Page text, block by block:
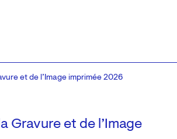
Gravure et de l’Image
et de l’Image imprimée 2026